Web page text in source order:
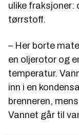
ulike fraksjoner:
tørrstoff.
– Her borte
en oljerotor og
temperatur.
inn i en
brenneren,
Vannet går til